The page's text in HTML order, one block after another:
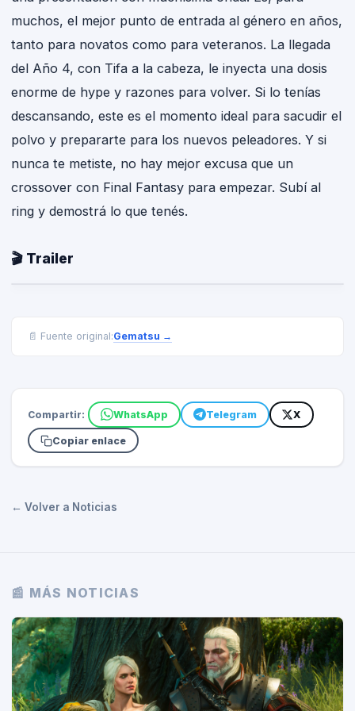
muchos, el mejor punto de entrada al género en años,
tanto para novatos como para veteranos. La llegada
del Año 4, con Tifa a la cabeza, le inyecta una dosis
enorme de hype y razones para volver. Si lo tenías
descansando, este es el momento ideal para sacudir el
polvo y prepararte para los nuevos peleadores. Y si
nunca te metiste, no hay mejor excusa que un
crossover con Final Fantasy para empezar. Subí al
ring y demostrá lo que tenés.
🎬 Trailer
📄 Fuente original:Gematsu →
Compartir: WhatsApp Telegram X
Copiar enlace
← Volver a Noticias
📰 MÁS NOTICIAS